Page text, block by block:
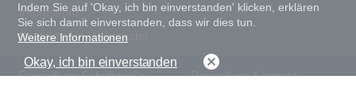
Darstellung Schriftgröße Darstellung Kontrast
Impressum
Kontakt zum Webmaster
Indem Sie auf 'Okay, ich bin einverstanden' klicken, erklären
Sie sich damit einverstanden, dass wir dies tun.
Weitere Informationen
Okay, ich bin einverstanden